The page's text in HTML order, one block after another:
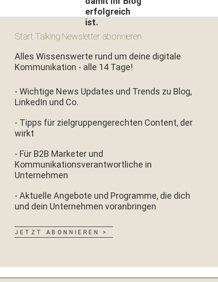
Start Talking Newsletter abonnieren
Alles Wissenswerte rund um deine digitale
Kommunikation - alle 14 Tage!
- Wichtige News Updates und Trends zu Blog,
LinkedIn und Co.
- Tipps für zielgruppengerechten Content, der
wirkt
- Für B2B Marketer und
Kommunikationsverantwortliche in
Unternehmen
- Aktuelle Angebote und Programme, die dich
und dein Unternehmen voranbringen
JETZT ABONNIEREN >